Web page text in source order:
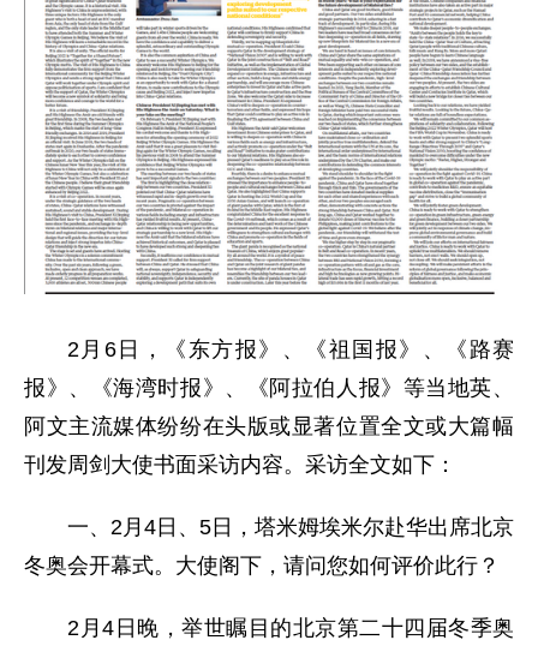
2月6日，《东方报》、《祖国报》、《路赛
报》、《海湾时报》、《阿拉伯人报》等当地英、
阿文主流媒体纷纷在头版或显著位置全文或大篇幅
刊发周剑大使书面采访内容。采访全文如下：
一、2月4日、5日，塔米姆埃米尔赴华出席北京
冬奥会开幕式。大使阁下，请问您如何评价此行？
2月4日晚，举世瞩目的北京第二十四届冬季奥